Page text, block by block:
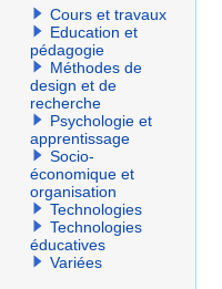
Cours et travaux
Education et
pédagogie
Méthodes de
design et de
recherche
Psychologie et
apprentissage
Socio-
économique et
organisation
Technologies
Technologies
éducatives
Variées